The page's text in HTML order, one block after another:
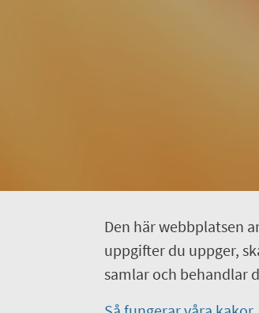
Den här webbplatsen
uppgifter du uppger,
samlar och behandlar